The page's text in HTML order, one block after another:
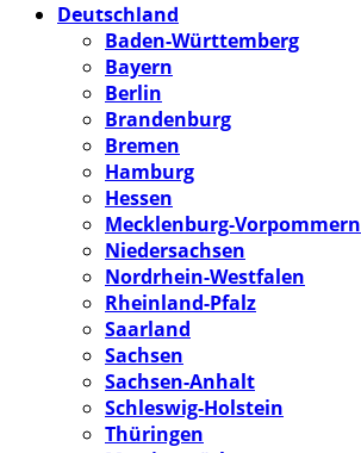
Deutschland
Baden-Württemberg
Bayern
Berlin
Brandenburg
Bremen
Hamburg
Hessen
Mecklenburg-Vorpommern
Niedersachsen
Nordrhein-Westfalen
Rheinland-Pfalz
Saarland
Sachsen
Sachsen-Anhalt
Schleswig-Holstein
Thüringen